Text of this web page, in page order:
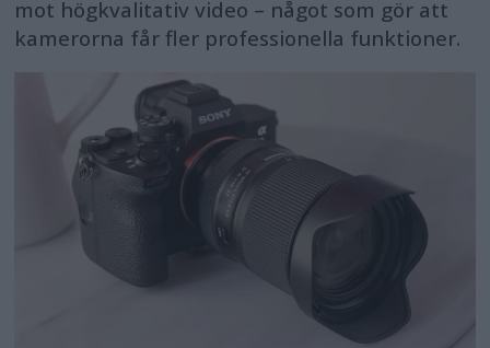
mot högkvalitativ video – något som gör att
kamerorna får fler professionella funktioner.